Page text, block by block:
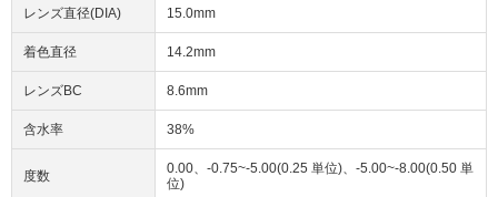
レンズ直径(DIA) 15.0mm
着色直径 14.2mm
レンズBC 8.6mm
含水率 38%
度数
0.00、-0.75~-5.00(0.25 単位)、-5.00~-8.00(0.50 単
位)